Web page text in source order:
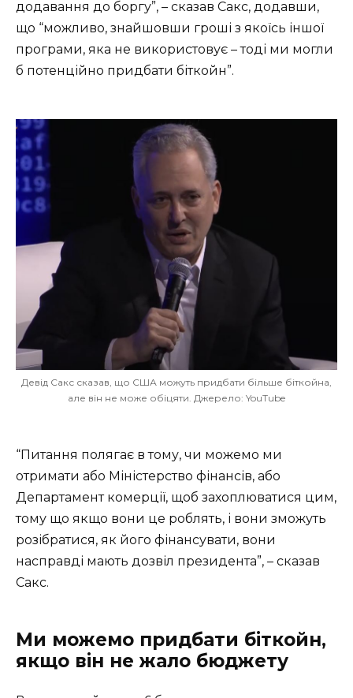
додавання до боргу”, – сказав Сакс, додавши,
що “можливо, знайшовши гроші з якоїсь іншої
програми, яка не використовує – тоді ми могли
б потенційно придбати біткойн”.
Девід Сакс сказав, що США можуть придбати більше біткойна,
але він не може обіцяти. Джерело: YouTube
“Питання полягає в тому, чи можемо ми
отримати або Міністерство фінансів, або
Департамент комерції, щоб захоплюватися цим,
тому що якщо вони це роблять, і вони зможуть
розібратися, як його фінансувати, вони
насправді мають дозвіл президента”, – сказав
Сакс.
Ми можемо придбати біткойн,
якщо він не жало бюджету